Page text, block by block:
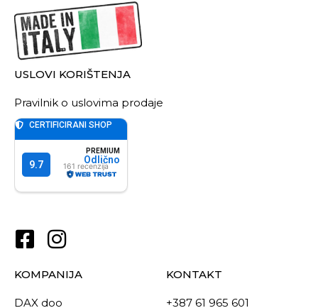
USLOVI KORIŠTENJA
Pravilnik o uslovima prodaje
KOMPANIJA
DAX doo
KONTAKT
+387 61 965 601